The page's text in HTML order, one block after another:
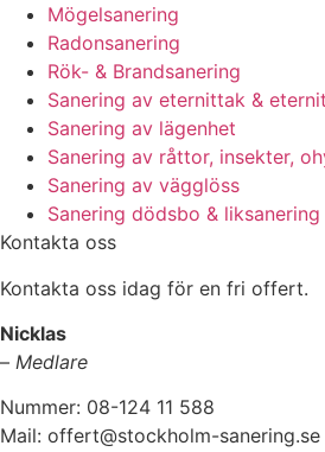
Mögelsanering
Radonsanering
Rök- & Brandsanering
Sanering av eternittak &
Sanering av lägenhet
Sanering av råttor, insekter,
Sanering av vägglöss
Sanering dödsbo & liksanering
Kontakta oss
Kontakta oss idag för en fri offert.
Nicklas
– Medlare
Nummer: 08-124 11 588
Mail: offert@stockholm-sanering.se